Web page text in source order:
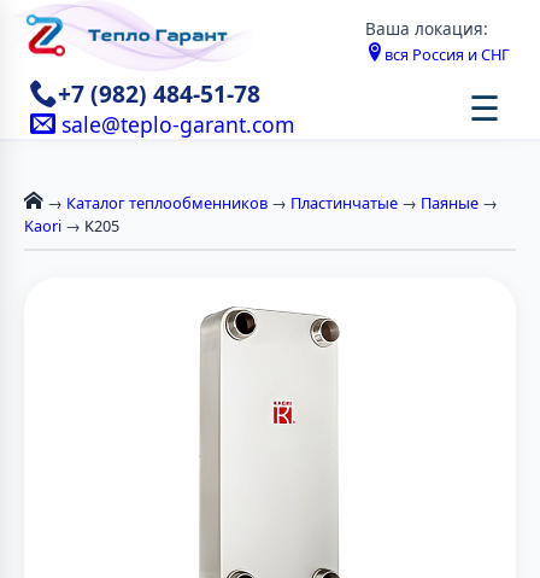
Ваша локация:
вся Россия и СНГ
+7 (982) 484-51-78
sale@teplo-garant.com ☰
→ Каталог теплообменников → Пластинчатые → Паяные →
Kaori → K205